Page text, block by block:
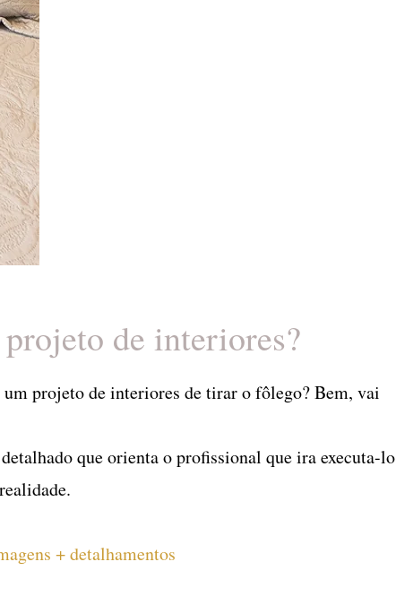
de interiores?
um projeto de interiores de tirar o fôlego? Bem, vai
que orienta o profissional que ira executa-lo
+ detalhamentos